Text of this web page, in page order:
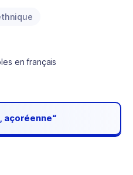
en français
açoréenne“